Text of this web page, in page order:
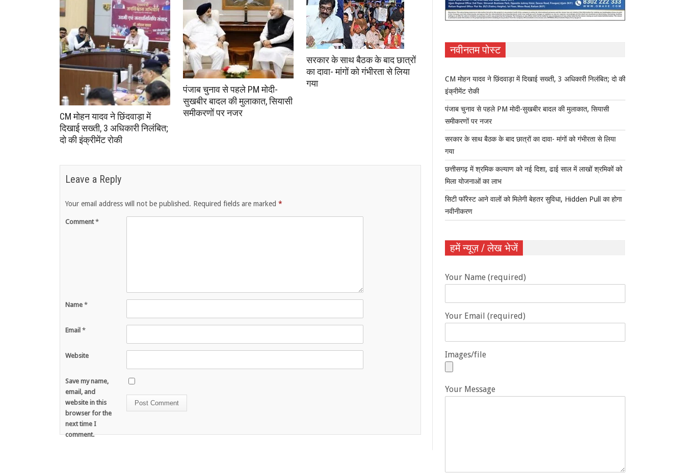
CM मोहन यादव ने छिंदवाड़ा में
दिखाई सख्ती, 3 अधिकारी निलंबित;
दो की इंक्रीमेंट रोकी
पंजाब चुनाव से पहले PM मोदी-
सुखबीर बादल की मुलाकात, सियासी
समीकरणों पर नजर
सरकार के साथ बैठक के बाद छात्रों
का दावा- मांगों को गंभीरता से लिया
गया
Leave a Reply
Your email address will not be published. Required fields are marked *
Comment*
Name *
Email *
Website
Save my name,
email, and
website in this
browser for the
next time I
comment.
नवीनतम पोस्ट
CM मोहन यादव ने छिंदवाड़ा में दिखाई सख्ती, 3 अधिकारी निलंबित; दो की
इंक्रीमेंट रोकी
पंजाब चुनाव से पहले PM मोदी-सुखबीर बादल की मुलाकात, सियासी
समीकरणों पर नजर
सरकार के साथ बैठक के बाद छात्रों का दावा- मांगों को गंभीरता से लिया
गया
छत्तीसगढ़ में श्रमिक कल्याण को नई दिशा, ढाई साल में लाखों श्रमिकों को
मिला योजनाओं का लाभ
सिटी फॉरेस्ट आने वालों को मिलेगी बेहतर सुविधा, Hidden Pull का होगा
नवीनीकरण
हमें न्यूज़ / लेख भेजें
Your Name (required)
Your Email (required)
Images/file
Your Message